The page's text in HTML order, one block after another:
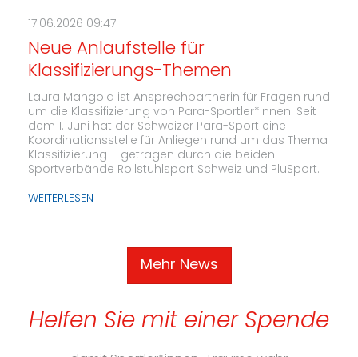
17.06.2026 09:47
Neue Anlaufstelle für
Klassifizierungs-Themen
Laura Mangold ist Ansprechpartnerin für Fragen rund
um die Klassifizierung von Para-Sportler*innen. Seit
dem 1. Juni hat der Schweizer Para-Sport eine
Koordinationsstelle für Anliegen rund um das Thema
Klassifizierung – getragen durch die beiden
Sportverbände Rollstuhlsport Schweiz und PluSport.
WEITERLESEN
Mehr News
Helfen Sie mit einer Spende